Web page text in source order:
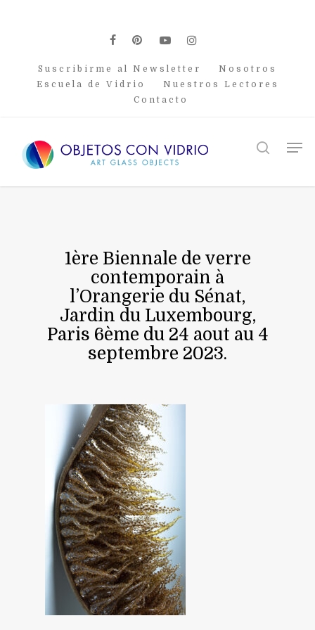
facebook
pinterest
youtubeinstagram
Suscribirme al Newsletter
Nosotros
Escuela de Vidrio
Nuestros Lectores
Contacto
search
1ère Biennale de verre
contemporain à
l’Orangerie du Sénat,
Jardin du Luxembourg,
Paris 6ème du 24 aout au 4
septembre 2023.